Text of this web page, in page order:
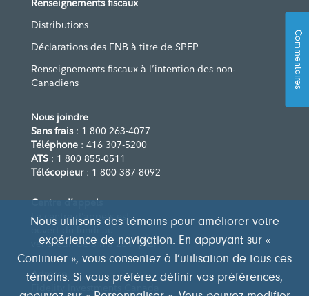
Renseignements fiscaux
Distributions
Déclarations des FNB à titre de SPEP
Renseignements fiscaux à l’intention des non-
Canadiens
Nous joindre
Sans frais: 1 800 263-4077
Téléphone : 416 307-5200
ATS : 1 800 855-0511
Télécopieur: 1 800 387-8092
Centre d’appels
Le centre d’appels est
vendredi, de 8 h à 20 h (HE)
Adresse
Fidelity Investments Canada
Nous utilisons des témoins pour améliorer votre
expérience de navigation. En appuyant sur «
Continuer », vous consentez à l’utilisation de tous ces
témoins. Si vous préférez définir vos préférences,
Commentaires